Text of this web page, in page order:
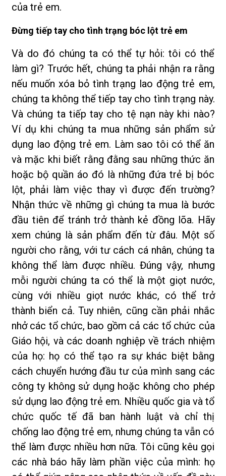
của trẻ em.
Đừng tiếp tay cho tình trạng bóc lột trẻ em
Và do đó chúng ta có thể tự hỏi: tôi có thể
làm gì? Trước hết, chúng ta phải nhận ra rằng
nếu muốn xóa bỏ tình trạng lao động trẻ em,
chúng ta không thể tiếp tay cho tình trạng này.
Và chúng ta tiếp tay cho tệ nạn này khi nào?
Ví dụ khi chúng ta mua những sản phẩm sử
dụng lao động trẻ em. Làm sao tôi có thể ăn
và mặc khi biết rằng đằng sau những thức ăn
hoặc bộ quần áo đó là những đứa trẻ bị bóc
lột, phải làm việc thay vì được đến trường?
Nhận thức về những gì chúng ta mua là bước
đầu tiên để tránh trở thành kẻ đồng lõa. Hãy
xem chúng là sản phẩm đến từ đâu. Một số
người cho rằng, với tư cách cá nhân, chúng ta
không thể làm được nhiều. Đúng vậy, nhưng
mỗi người chúng ta có thể là một giọt nước,
cùng với nhiều giọt nước khác, có thể trở
thành biển cả. Tuy nhiên, cũng cần phải nhắc
nhở các tổ chức, bao gồm cả các tổ chức của
Giáo hội, và các doanh nghiệp về trách nhiệm
của họ: họ có thể tạo ra sự khác biệt bằng
cách chuyển hướng đầu tư của mình sang các
công ty không sử dụng hoặc không cho phép
sử dụng lao động trẻ em. Nhiều quốc gia và tổ
chức quốc tế đã ban hành luật và chỉ thị
chống lao động trẻ em, nhưng chúng ta vẫn có
thể làm được nhiều hơn nữa. Tôi cũng kêu gọi
các nhà báo hãy làm phần việc của mình: họ